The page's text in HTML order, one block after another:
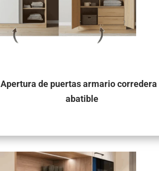
Apertura de puertas armario corredera
abatible